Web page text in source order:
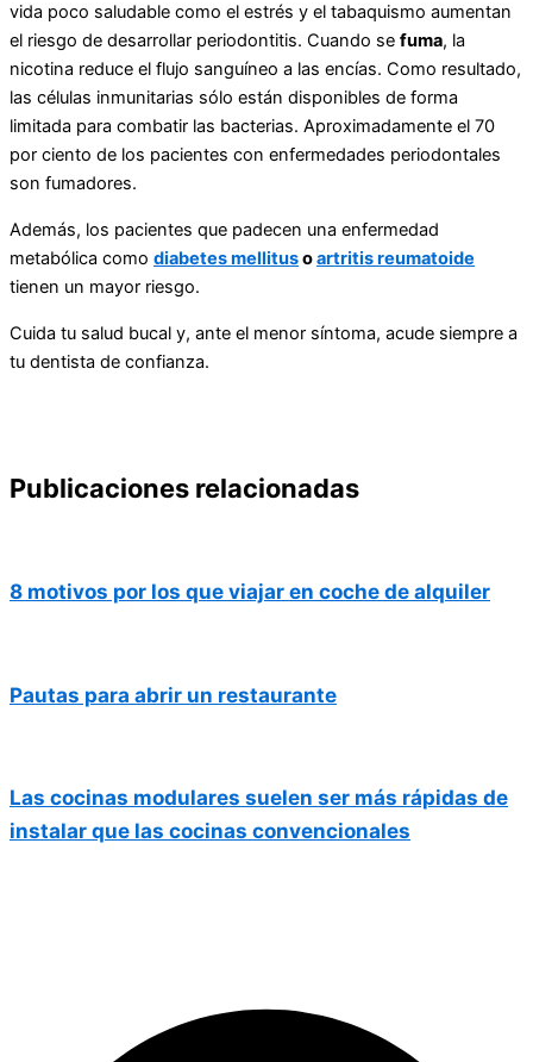
vida poco saludable como el estrés y el tabaquismo aumentan
el riesgo de desarrollar periodontitis. Cuando se fuma, la
nicotina reduce el flujo sanguíneo a las encías. Como resultado,
las células inmunitarias sólo están disponibles de forma
limitada para combatir las bacterias. Aproximadamente el 70
por ciento de los pacientes con enfermedades periodontales
son fumadores.
Además, los pacientes que padecen una enfermedad
metabólica como diabetes mellitusoartritis reumatoide
tienen un mayor riesgo.
Cuida tu salud bucal y, ante el menor síntoma, acude siempre a
tu dentista de confianza.
Publicaciones relacionadas
8 motivos por los que viajar en coche de alquiler
Pautas para abrir un restaurante
Las cocinas modulares suelen ser más rápidas de
instalar que las cocinas convencionales